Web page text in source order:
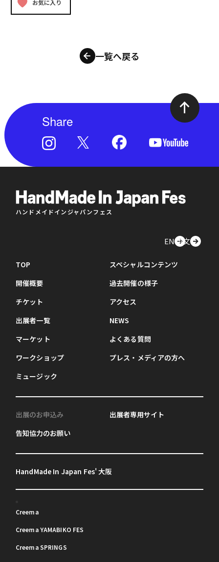
お気に入り
一覧へ戻る
Share
ハンドメイドインジャパンフェス
EN中文
TOP
開催概要
チケット
出展者一覧
マーケット
ワークショップ
ミュージック
スペシャルコンテンツ
過去開催の様子
アクセス
NEWS
よくある質問
プレス・メディアの方へ
出展のお申込み
告知協力のお願い
出展者専用サイト
HandMade In Japan Fes' 大阪
Creema
Creema YAMABIKO FES
Creema SPRINGS